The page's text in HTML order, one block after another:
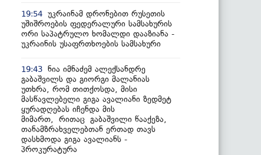
19:54 უკრაინამ დრონებით რუსეთის
უშიშროების ფედერალური სამსახურის
ორი საპატრულო ხომალდი დააზიანა -
უკრაინის უსაფრთხოების სამსახური
19:43 ნია იმნაძემ ალექსანდრე
გაბაშვილს და გიორგი მალანიას
უთხრა, რომ თითქოსდა, მისი
მასწავლებელი გიგა ავალიანი ზედმეტ
ყურადღებას იჩენდა მის
მიმართ, რითაც გაბაშვილი წააქეზა,
თანამზრახველებთან ერთად თავს
დასხმოდა გიგა ავალიანს -
პროკურატურა